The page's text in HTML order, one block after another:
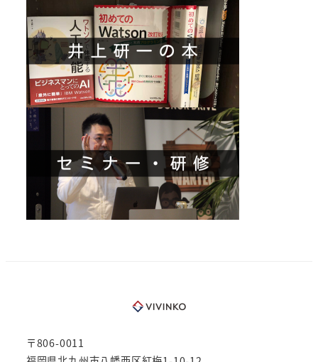
〒806-0011